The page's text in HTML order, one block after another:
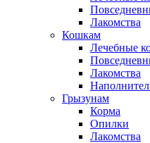
Лакомства
Кошкам
Лечебные
Лакомства
Грызунам
Корма
Опилки
Лакомства